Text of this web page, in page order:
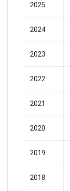
2025
2024
2023
2022
2021
2020
2019
2018